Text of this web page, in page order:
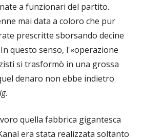
a funzionari del partito.
mai data a coloro che pur
prescritte sborsando decine
questo senso, l'«operazione
si trasformò in una grossa
denaro non ebbe indietro
quella fabbrica gigantesca
era stata realizzata sol­tanto